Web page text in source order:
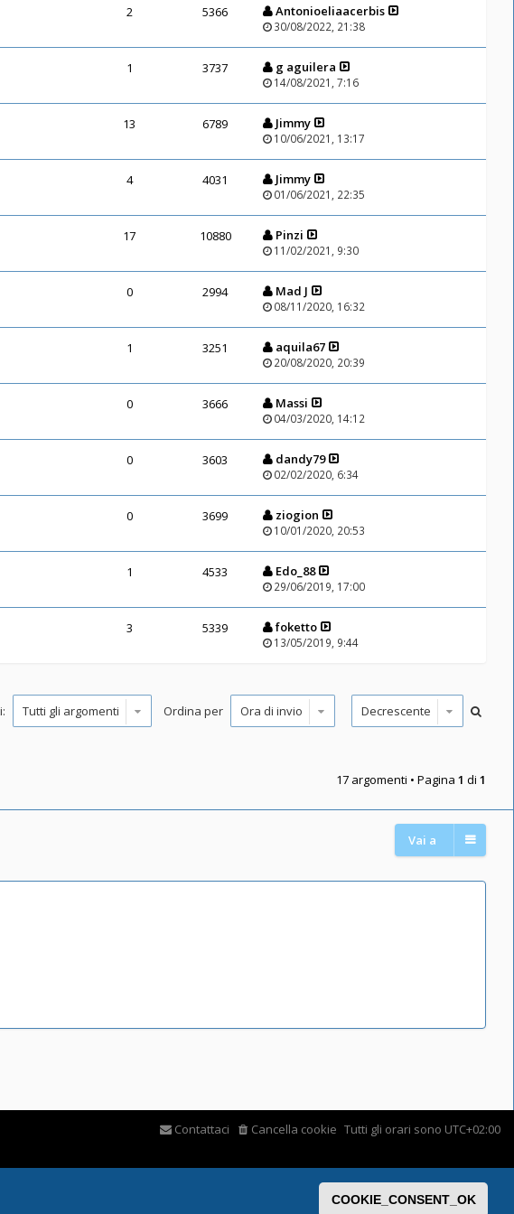
COOKIE_CONSENT_OK
2 5366 Antonioeliaacerbis
30/08/2022, 21:38
1 3737 g aguilera
14/08/2021, 7:16
13 6789 Jimmy
10/06/2021, 13:17
4 4031 Jimmy
01/06/2021, 22:35
17 10880 Pinzi
11/02/2021, 9:30
0 2994 Mad J
08/11/2020, 16:32
1 3251 aquila67
20/08/2020, 20:39
0 3666 Massi
04/03/2020, 14:12
0 3603 dandy79
02/02/2020, 6:34
0 3699 ziogion
10/01/2020, 20:53
1 4533 Edo_88
29/06/2019, 17:00
3 5339 foketto
13/05/2019, 9:44
Ordina per
17 argomenti • Pagina 1 di 1
Vai a
Tutti gli orari sono UTC+02:00
Cancella cookie
Contattaci